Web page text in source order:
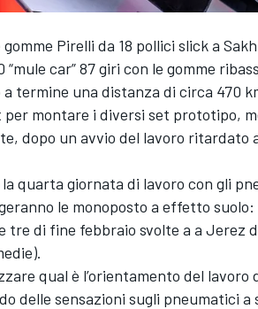
Pirelli da 18 pollici slick a
car” 87 giri con le gomme
termine una distanza di circa 470
montare i diversi set prototipo,
dopo un avvio del lavoro ritardato
quarta giornata di lavoro con gli
le monoposto a effetto
tre di fine febbraio svolte a a Jerez
qual è l’orientamento del lavoro
delle sensazioni sugli pneumatici a